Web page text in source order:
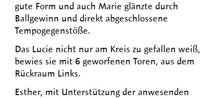
gute Form und auch Marie glänzte durch
Ballgewinn und direkt abgeschlossene
Tempogegenstöße.
Das Lucie nicht nur am Kreis zu gefallen weiß,
bewies sie mit 6 geworfenen Toren, aus dem
Rückraum Links.
Esther, mit Unterstützung der anwesenden